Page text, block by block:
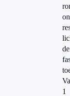
de
1